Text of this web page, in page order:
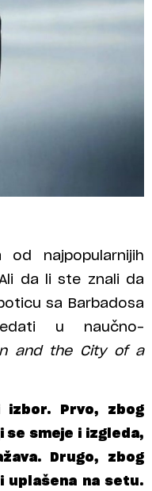
najpopularnijih
da li ste znali da
sa Barbadosa
u naučno-
and the City of a
izbor. Prvo, zbog
se smeje i izgleda,
Drugo, zbog
uplašena na setu.